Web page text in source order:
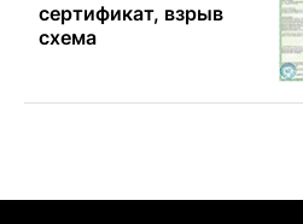
сертификат, взрыв
схема